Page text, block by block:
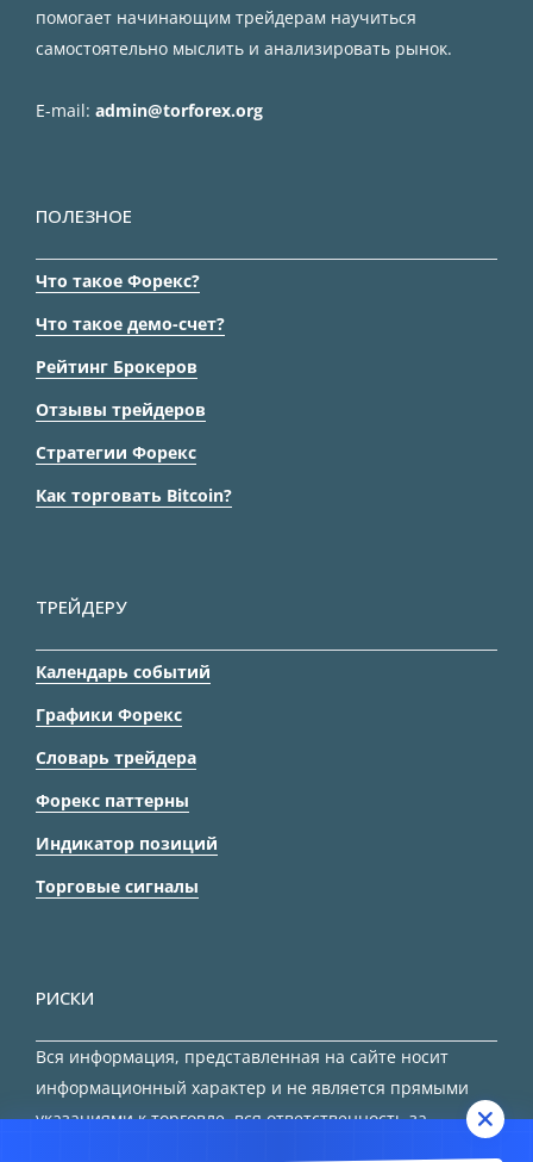
помогает начинающим трейдерам научиться
самостоятельно мыслить и анализировать рынок.
E-mail: admin@torforex.org
ПОЛЕЗНОЕ
Что такое Форекс?
Что такое демо-счет?
Рейтинг Брокеров
Отзывы трейдеров
Стратегии Форекс
Как торговать Bitcoin?
ТРЕЙДЕРУ
Календарь событий
Графики Форекс
Словарь трейдера
Форекс паттерны
Индикатор позиций
Торговые сигналы
РИСКИ
Вся информация, представленная на сайте носит
информационный характер и не является прямыми
указаниями к торговле, вся ответственность за